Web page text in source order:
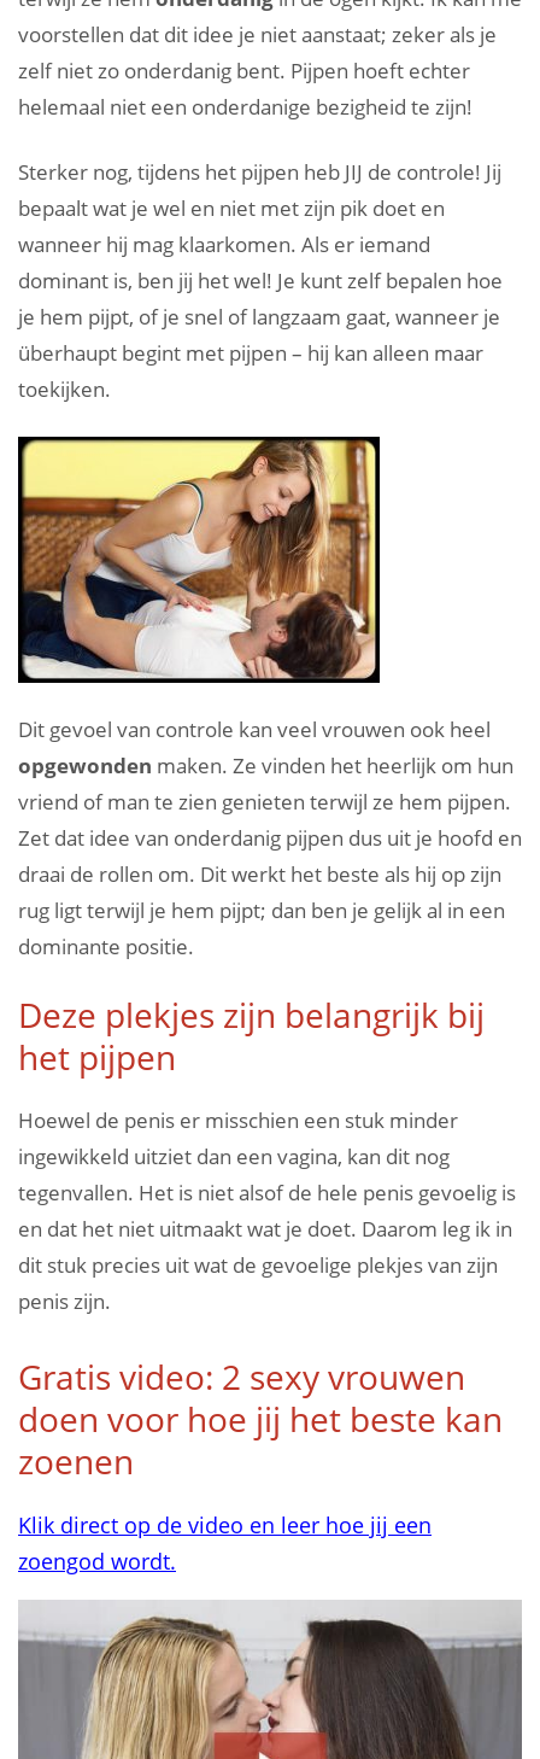
voorstellen dat dit idee je niet aanstaat; zeker als je
zelf niet zo onderdanig bent. Pijpen hoeft echter
helemaal niet een onderdanige bezigheid te zijn!
Sterker nog, tijdens het pijpen heb JIJ de controle! Jij
bepaalt wat je wel en niet met zijn pik doet en
wanneer hij mag klaarkomen. Als er iemand
dominant is, ben jij het wel! Je kunt zelf bepalen hoe
je hem pijpt, of je snel of langzaam gaat, wanneer je
überhaupt begint met pijpen – hij kan alleen maar
toekijken.
Dit gevoel van controle kan veel vrouwen ook heel
opgewonden maken. Ze vinden het heerlijk om hun
vriend of man te zien genieten terwijl ze hem pijpen.
Zet dat idee van onderdanig pijpen dus uit je hoofd en
draai de rollen om. Dit werkt het beste als hij op zijn
rug ligt terwijl je hem pijpt; dan ben je gelijk al in een
dominante positie.
Deze plekjes zijn belangrijk bij
het pijpen
Hoewel de penis er misschien een stuk minder
ingewikkeld uitziet dan een vagina, kan dit nog
tegenvallen. Het is niet alsof de hele penis gevoelig is
en dat het niet uitmaakt wat je doet. Daarom leg ik in
dit stuk precies uit wat de gevoelige plekjes van zijn
penis zijn.
Gratis video: 2 sexy vrouwen
doen voor hoe jij het beste kan
zoenen
Klik direct op de video en leer hoe jij een
zoengod wordt.